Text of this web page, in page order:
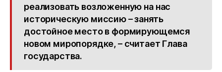
реализовать возложенную на нас
историческую миссию – занять
достойное место в формирующемся
новом миропорядке, – считает Глава
государства.